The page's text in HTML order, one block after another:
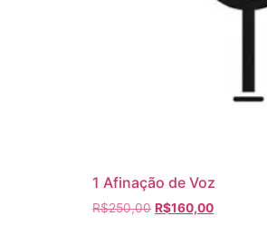
1 Afinação de Voz
R$250,00 R$160,00